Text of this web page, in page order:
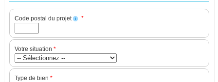
Code postal du projet i *
Votre situation *
Type de bien *